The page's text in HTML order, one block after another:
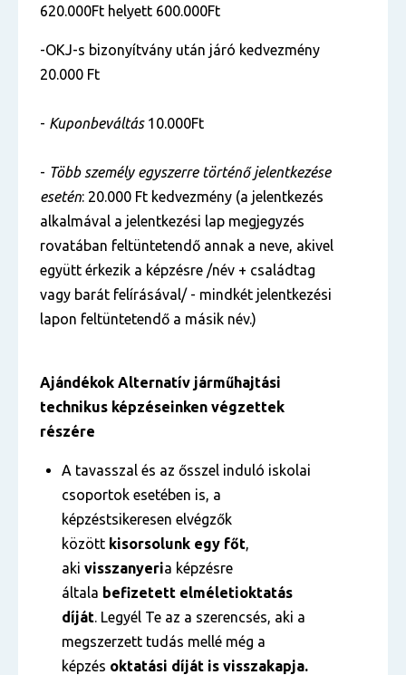
620.000Ft helyett 600.000Ft
-OKJ-s bizonyítvány után járó kedvezmény
20.000 Ft
- Kuponbeváltás10.000Ft
- Több személy egyszerre történő jelentkezése
esetén: 20.000 Ft kedvezmény (a jelentkezés
alkalmával a jelentkezési lap megjegyzés
rovatában feltüntetendő annak a neve, akivel
együtt érkezik a képzésre /név + családtag
vagy barát felírásával/ - mindkét jelentkezési
lapon feltüntetendő a másik név.)
Ajándékok Alternatív járműhajtási
technikus képzéseinken végzettek
részére
A tavasszal és az ősszel induló iskolai
csoportok esetében is, a
képzéstsikeresen elvégzők
között kisorsolunk egy főt,
aki visszanyeria képzésre
általa befizetett elméletioktatás
díját. Legyél Te az a szerencsés, aki a
megszerzett tudás mellé még a
képzés oktatási díját is visszakapja.